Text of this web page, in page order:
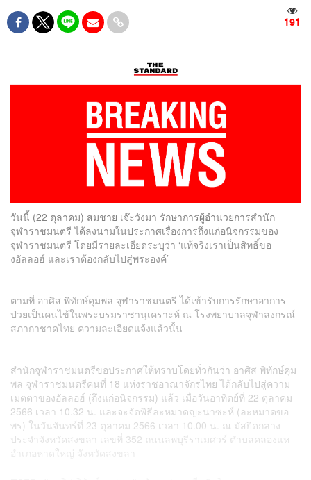
191
วันนี้ (22 ตุลาคม) สมชาย เจ๊ะวังมา รักษาการผู้อำนวยการสำนัก
จุฬาราชมนตรี ได้ลงนามในประกาศเรื่องการถึงแก่อนิจกรรมของ
จุฬาราชมนตรี โดยมีรายละเอียดระบุว่า ‘แท้จริงเราเป็นสิทธิ์ขอ
งอัลลอฮ์ และเราต้องกลับไปสู่พระองค์’
ตามที่ อาศิส พิทักษ์คุมพล จุฬาราชมนตรี ได้เข้ารับการรักษาอาการ
ป่วยเป็นคนไข้ในพระบรมราชานุเคราะห์ ณ โรงพยาบาลจุฬาลงกรณ์
สภากาชาดไทย ความละเอียดแจ้งแล้วนั้น
สำนักจุฬาราชมนตรีขอประกาศให้ทราบโดยทั่วกันว่า อาศิส พิทักษ์คุม
พล จุฬาราชมนตรีคนที่ 18 แห่งราชอาณาจักรไทย ได้กลับไปสู่ความ
เมตตาของอัลลอฮ์ (ถึงแก่อนิจกรรม) แล้ว เมื่อวันอาทิตย์ที่ 22 ตุลาคม
2566 เวลา 10.32 น. และจะจัดพิธีละหมาดญะนาซะห์ (ละหมาดขอ
พร) ในวันจันทร์ที่ 23 ตุลาคม 2566 เวลา 10.00 น. ณ มัสยิดกลาง
ประจำจังหวัดสงขลา เลขที่ 352 ถนนลพบุรีราเมศวร์ ตำบลคลองแห